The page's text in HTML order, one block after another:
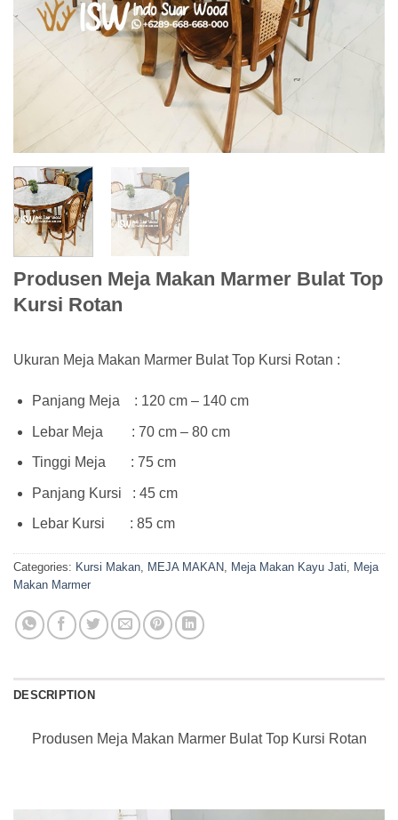
Produsen Meja Makan Marmer Bulat Top
Kursi Rotan
Ukuran Meja Makan Marmer Bulat Top Kursi Rotan :
Panjang Meja : 120 cm – 140 cm
Lebar Meja : 70 cm – 80 cm
Tinggi Meja : 75 cm
Panjang Kursi : 45 cm
Lebar Kursi : 85 cm
Categories: Kursi Makan, MEJA MAKAN, Meja Makan Kayu Jati, Meja
Makan Marmer
DESCRIPTION
Produsen Meja Makan Marmer Bulat Top Kursi Rotan